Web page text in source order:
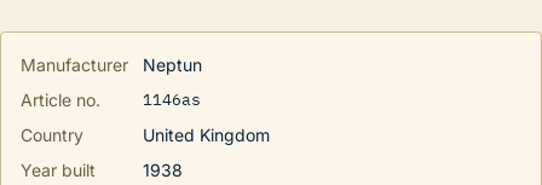
Manufacturer
Neptun
Article no.
1146as
Country
United Kingdom
Year built
1938